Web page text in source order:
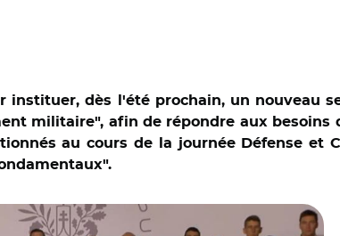
instituer, dès l'été prochain, un nouveau
militaire", afin de répondre aux besoins
au cours de la journée Défense et